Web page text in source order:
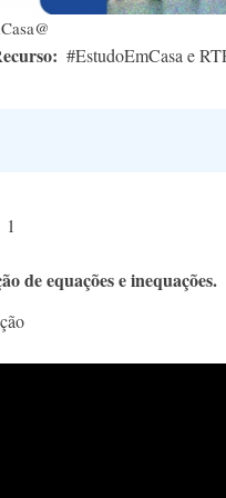
#EstudoEmCasa e
1
de equações e inequações.